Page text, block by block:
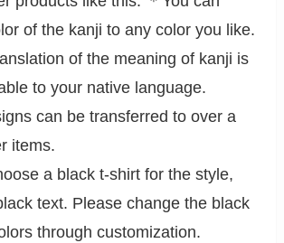
of the kanji to any color you like.
of the meaning of kanji is
to your native language.
can be transferred to over a
items.
a black t-shirt for the style,
text. Please change the black
through customization.